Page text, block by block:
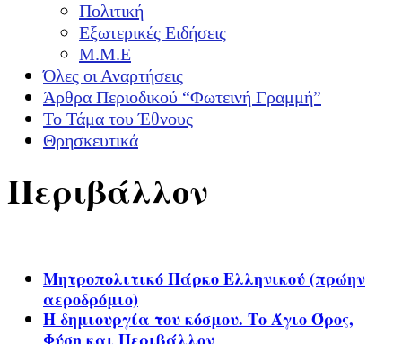
Πολιτική
Εξωτερικές Ειδήσεις
Μ.Μ.Ε
Όλες οι Αναρτήσεις
Άρθρα Περιοδικού “Φωτεινή Γραμμή”
Το Τάμα του Έθνους
Θρησκευτικά
Περιβάλλον
Μητροπολιτικό Πάρκο Ελληνικού (πρώην
αεροδρόμιο)
Η δημιουργία του κόσμου. Το Άγιο Όρος,